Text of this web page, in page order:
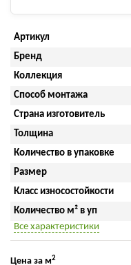
Артикул
Бренд
Коллекция
Способ монтажа
Страна изготовитель
Толщина
Количество в упаковке
Размер
Класс износостойкости
Количество м² в уп
Все характеристики
Цена за м2